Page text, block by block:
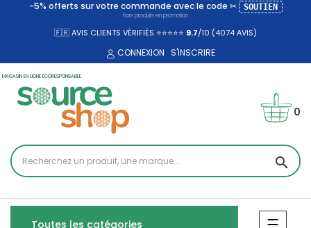
-5% offerts sur votre commande avec le code ✂ SOUTIEN
hors produits en promotion
🇫🇷 AVIS CLIENTS VÉRIFIÉS ⭐⭐⭐⭐⭐ 9.7/10 (4074AVIS)
CONNEXION S'INSCRIRE
MAGASIN EN LIGNE ÉCORESPONSABLE
search
0
Toutes les catégories